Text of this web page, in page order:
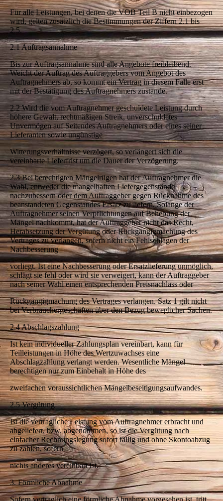
Für alle Leistungen, bei denen die VOB Teil B nicht einbezogen
wird, gelten zusätzlich die Bestimmungen der Ziffern 2.1 bis
2.5.
2.1 Auftragsannahme
Bis zur Auftragsannahme sind alle Angebote freibleibend.
Weicht der Auftrag des Auftraggebers vom Angebot des
Auftragnehmers ab, so kommt ein Vertrag in diesem Falle erst
mit der Bestätigung des Auftragnehmers zustande.
2.2 Wird die vom Auftragnehmer geschuldete Leistung durch
höhere Gewalt, rechtmäßigen Streik, unverschuldetes
Unvermögen auf Seitendes Auftragnehmers oder eines seiner
Lieferanten sowie ungünstige
Witterungsverhältnisse verzögert, so verlängert sich die
vereinbarte Lieferfrist um die Dauer der Verzögerung.
2.3 Bei berechtigten Mängelrügen hat der Auftragnehmer die
Wahl, entweder die mangelhaften Liefergegenstände
nachzubessern oder dem Auftraggeber gegen Rücknahme des
beanstandeten Gegenstandes Ersatz zu liefern. Solange der
Auftragnehmer seinen Verpflichtungen auf Behebung der
Mängel nachkommt, hat der Auftraggeber nicht das Recht,
Herabsetzung der Vergütung oder Rückgängigmachung des
Vertrages zu verlangen, sofern nicht ein Fehlschlagen der
Nachbesserung
vorliegt. Ist eine Nachbesserung oder Ersatzlieferung unmöglich,
schlägt sie fehl oder wird sie verweigert, kann der Auftraggeber
nach seiner Wahl einen entsprechenden Preisnachlass oder
Rückgängigmachung des Vertrages verlangen. Satz 1 gilt nicht
bei Verbrauchergeschäften über den Bezug beweglicher Sachen.
2.4 Abschlagszahlung
Ist kein individueller Zahlungsplan vereinbart, kann für
Teilleistungen in Höhe des Wertzuwachses eine
Abschlagzahlung verlangt werden. Wesentliche Mängel
berechtigen nur zum Einbehalt in Höhe des
zweifachen voraussichtlichen Mängelbeseitigungsaufwandes.
2.5 Vergütung
Ist die vertragliche Leistung vom Auftragnehmer erbracht und
abgeliefert, bzw. abgenommen, so ist die Vergütung nach
einfacher Rechnungslegung sofort fällig und ohne Skontoabzug
zu zahlen, sofern
nichts anderes vereinbart ist.
3. Förmliche Abnahme
Sofern vertraglich eine förmliche Abnahme vorgesehen ist, tritt